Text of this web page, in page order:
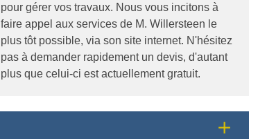
pour gérer vos travaux. Nous vous incitons à
faire appel aux services de M. Willersteen le
plus tôt possible, via son site internet. N'hésitez
pas à demander rapidement un devis, d'autant
plus que celui-ci est actuellement gratuit.